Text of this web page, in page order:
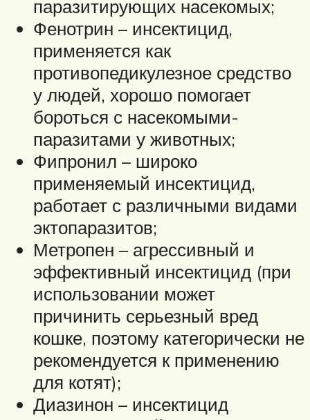
паразитирующих насекомых;
Фенотрин – инсектицид,
применяется как
противопедикулезное средство
у людей, хорошо помогает
бороться с насекомыми-
паразитами у животных;
Фипронил – широко
применяемый инсектицид,
работает с различными видами
эктопаразитов;
Метропен – агрессивный и
эффективный инсектицид (при
использовании может
причинить серьезный вред
кошке, поэтому категорически не
рекомендуется к применению
для котят);
Диазинон – инсектицид